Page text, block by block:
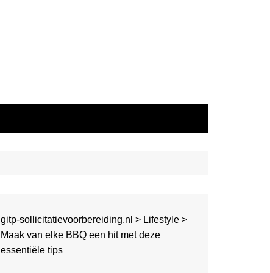
gitp-sollicitatievoorbereiding.nl > Lifestyle >
Maak van elke BBQ een hit met deze
essentiële tips